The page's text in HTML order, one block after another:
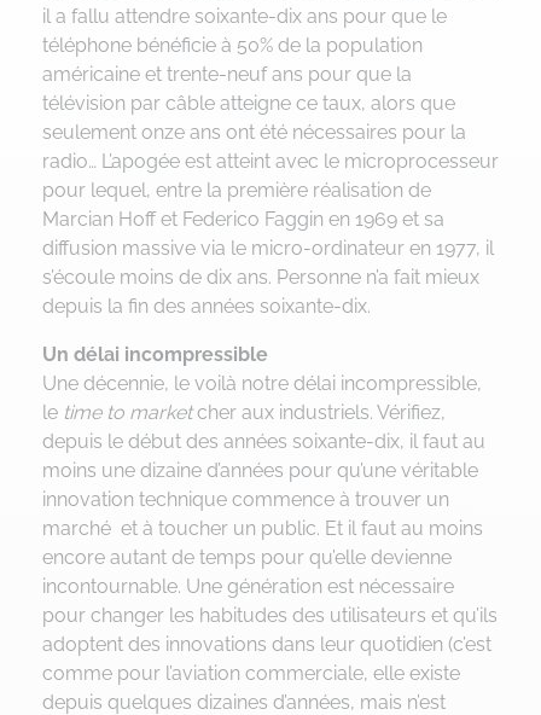
il a fallu attendre soixante-dix ans pour que le
téléphone bénéficie à 50% de la population
américaine et trente-neuf ans pour que la
télévision par câble atteigne ce taux, alors que
seulement onze ans ont été nécessaires pour la
radio… L’apogée est atteint avec le microprocesseur
pour lequel, entre la première réalisation de
Marcian Hoff et Federico Faggin en 1969 et sa
diffusion massive via le micro-ordinateur en 1977, il
s’écoule moins de dix ans. Personne n’a fait mieux
depuis la fin des années soixante-dix.
Un délai incompressible
Une décennie, le voilà notre délai incompressible,
le time to marketcher aux industriels. Vérifiez,
depuis le début des années soixante-dix, il faut au
moins une dizaine d’années pour qu’une véritable
innovation technique commence à trouver un
marché et à toucher un public. Et il faut au moins
encore autant de temps pour qu’elle devienne
incontournable. Une génération est nécessaire
pour changer les habitudes des utilisateurs et qu’ils
adoptent des innovations dans leur quotidien (c’est
comme pour l’aviation commerciale, elle existe
depuis quelques dizaines d’années, mais n’est